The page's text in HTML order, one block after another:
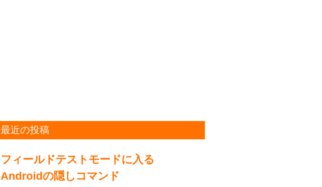
最近の投稿
フィールドテストモードに入る
Androidの隠しコマンド